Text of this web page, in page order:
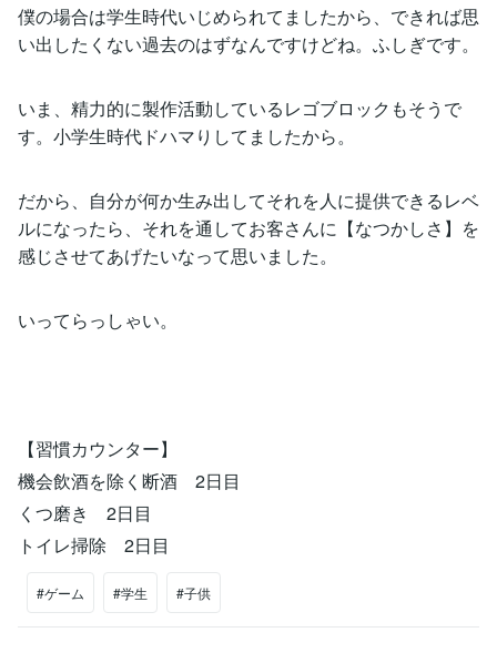
僕の場合は学生時代いじめられてましたから、できれば思
い出したくない過去のはずなんですけどね。ふしぎです。
いま、精力的に製作活動しているレゴブロックもそうで
す。小学生時代ドハマりしてましたから。
だから、自分が何か生み出してそれを人に提供できるレベ
ルになったら、それを通してお客さんに【なつかしさ】を
感じさせてあげたいなって思いました。
いってらっしゃい。
【習慣カウンター】
機会飲酒を除く断酒 2日目
くつ磨き 2日目
トイレ掃除 2日目
#ゲーム #学生 #子供